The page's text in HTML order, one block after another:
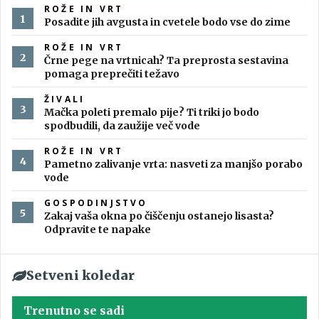
ROŽE IN VRT
Posadite jih avgusta in cvetele bodo vse do zime
ROŽE IN VRT
Črne pege na vrtnicah? Ta preprosta sestavina
pomaga preprečiti težavo
ŽIVALI
Mačka poleti premalo pije? Ti triki jo bodo
spodbudili, da zaužije več vode
ROŽE IN VRT
Pametno zalivanje vrta: nasveti za manjšo porabo
vode
GOSPODINJSTVO
Zakaj vaša okna po čiščenju ostanejo lisasta?
Odpravite te napake
Setveni koledar
Trenutno se sadi